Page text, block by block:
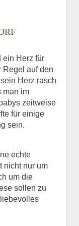
ein Herz für
Regel auf den
Herz rasch
man im
zeitweise
für einige
sein.
echte
nicht nur um
um die
sollen zu